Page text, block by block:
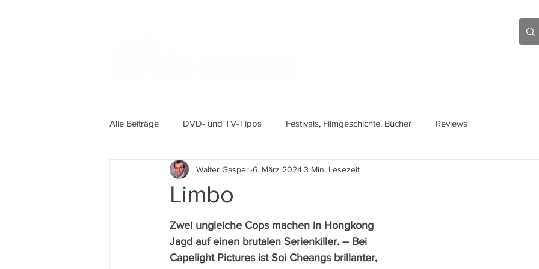
Alle Beiträge DVD- und TV-Tipps Festivals, Filmgeschichte, Bücher Reviews
Limbo
Walter Gasperi6. März 20243 Min. Lesezeit
Zwei ungleiche Cops machen in Hongkong
Jagd auf einen brutalen Serienkiller. – Bei
Capelight Pictures ist Soi Cheangs brillanter,